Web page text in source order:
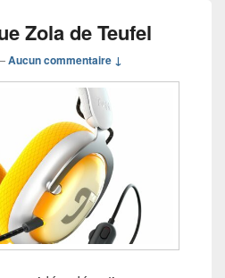
Zola de Teufel
Aucun commentaire ↓